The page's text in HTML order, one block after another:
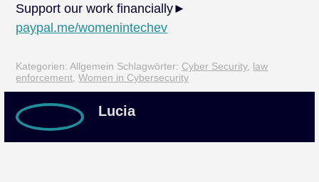
Support our work financially►
paypal.me/womenintechev
Kategorien: Allgemein Schlagwörter: Cyber Security, law
enforcement ,Women in Cybersecurity
Lucia